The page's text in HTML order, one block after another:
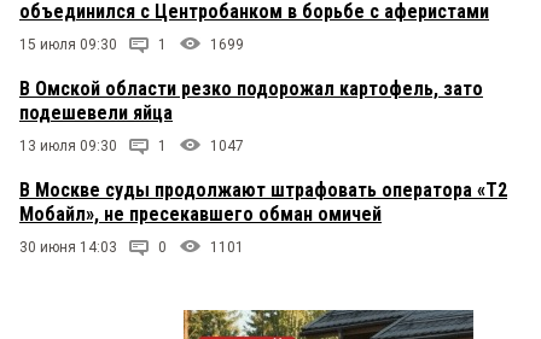
объединился с Центробанком в борьбе с аферистами
15 июля 09:30 1 1699
В Омской области резко подорожал картофель, зато
подешевели яйца
13 июля 09:30 1 1047
В Москве суды продолжают штрафовать оператора «Т2
Мобайл», не пресекавшего обман омичей
30 июня 14:03 0 1101